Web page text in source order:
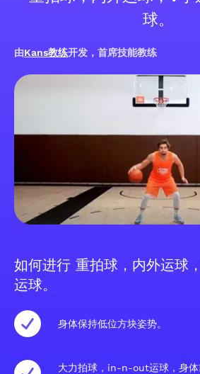
球。
由Kans教练开发，首席技能教练
如何进行 重拍球，内外运球
运球。
身体保持低位方块姿势。
大力拍球，in-n-out运球，身体